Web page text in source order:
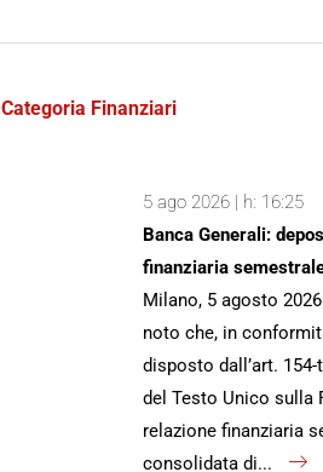
Categoria Finanziari
5 ago 2026 | h: 16:25
Banca Generali:
finanziaria
Milano, 5 agosto
noto che, in
disposto dall’art. 154-
del Testo Unico sulla
relazione finanziaria
consolidata di...